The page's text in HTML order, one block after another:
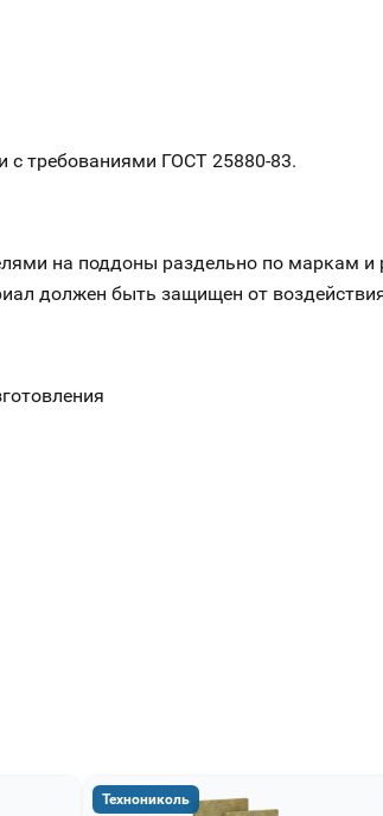
с требованиями ГОСТ 25880-83.
на поддоны раздельно по маркам
должен быть защищен от
Технониколь